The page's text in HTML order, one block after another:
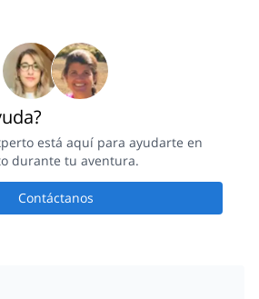
está aquí para ayudarte en
durante tu aventura.
Contáctanos